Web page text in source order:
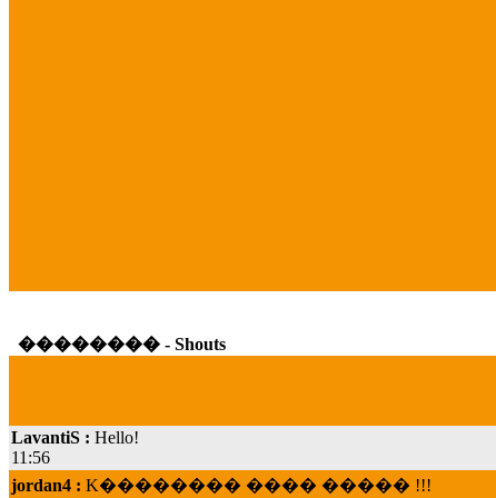
�������� - Shouts
LavantiS :Hello!
11:56
jordan4 :K�������� ���� ����� !!!
19:45